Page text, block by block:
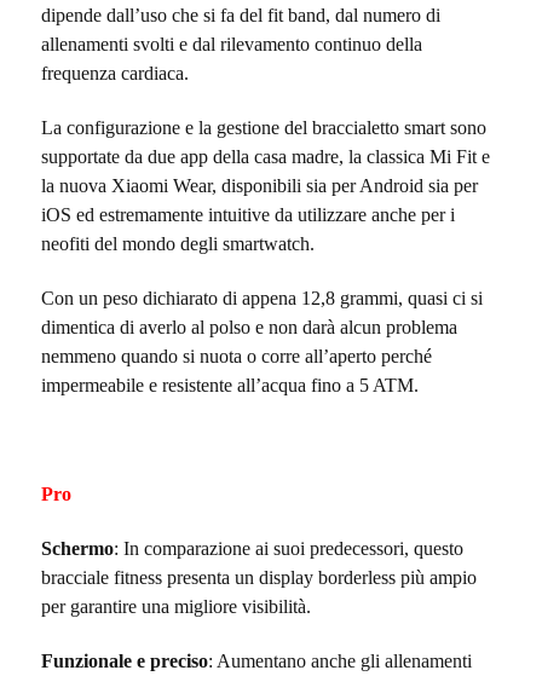
dipende dall’uso che si fa del fit band, dal numero di
allenamenti svolti e dal rilevamento continuo della
frequenza cardiaca.
La configurazione e la gestione del braccialetto smart sono
supportate da due app della casa madre, la classica Mi Fit e
la nuova Xiaomi Wear, disponibili sia per Android sia per
iOS ed estremamente intuitive da utilizzare anche per i
neofiti del mondo degli smartwatch.
Con un peso dichiarato di appena 12,8 grammi, quasi ci si
dimentica di averlo al polso e non darà alcun problema
nemmeno quando si nuota o corre all’aperto perché
impermeabile e resistente all’acqua fino a 5 ATM.
Pro
Schermo: In comparazione ai suoi predecessori, questo
bracciale fitness presenta un display borderless più ampio
per garantire una migliore visibilità.
Funzionale e preciso: Aumentano anche gli allenamenti